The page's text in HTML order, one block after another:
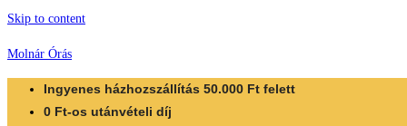
Skip to content
Molnár Órás
Ingyenes házhozszállítás 50.000 Ft felett
0 Ft-os utánvételi díj